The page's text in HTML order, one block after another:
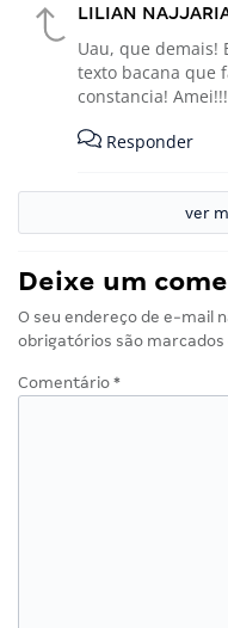
LILIAN
Uau, que demais!
texto bacana que
constancia!
Responder
ver
Deixe um
O seu endereço de e-mail
obrigatórios são marcados
Comentário *